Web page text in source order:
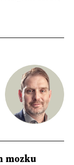
mozku